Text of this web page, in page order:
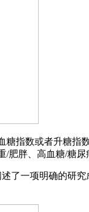
数或者升糖指
胖、高血糖/糖尿
一项明确的研究